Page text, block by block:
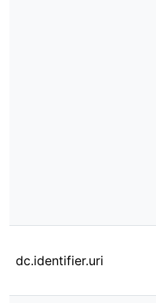
dc.identifier.uri